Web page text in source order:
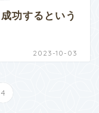
功するという
2023-10-03
4